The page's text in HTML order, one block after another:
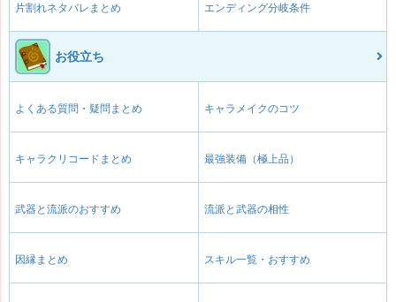
片割れネタバレまとめ エンディング分岐条件
お役立ち
よくある質問・疑問まとめ キャラメイクのコツ
キャラクリコードまとめ 最強装備（極上品）
武器と流派のおすすめ 流派と武器の相性
因縁まとめ スキル一覧・おすすめ